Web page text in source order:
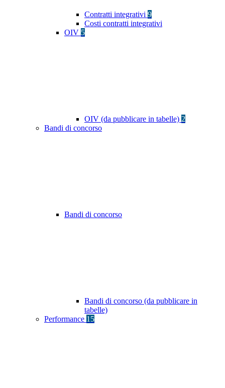
Contratti integrativi 9
Costi contratti integrativi
OIV 5
OIV (da pubblicare in tabelle) 2
Bandi di concorso
Bandi di concorso
Bandi di concorso (da pubblicare in
tabelle)
Performance 15